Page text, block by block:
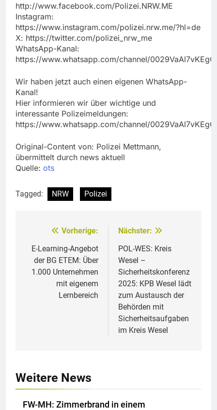
http://www.facebook.com/Polizei.NRW.ME
Instagram:
https://www.instagram.com/polizei.nrw.me/?hl=de
X: https://twitter.com/polizei_nrw_me
WhatsApp-Kanal:
https://www.whatsapp.com/channel/
Wir haben jetzt auch einen eigenen WhatsApp-
Kanal!
Hier informieren wir über wichtige und
interessante Polizeimeldungen:
https://www.whatsapp.com/channel/
Original-Content von: Polizei Mettmann,
übermittelt durch news aktuell
Quelle: ots
Tagged: NRW Polizei
Beitragsnavigation
Vorherige:
E-Learning-Angebot
der BG ETEM: Über
1.000 Unternehmen
mit eigenem
Lernbereich
Nächster:
POL-WES: Kreis
Wesel –
Sicherheitskonferenz
2025: KPB Wesel lädt
zum Austausch der
Behörden mit
Sicherheitsaufgaben
im Kreis Wesel
Weitere News
FW-MH: Zimmerbrand in einem